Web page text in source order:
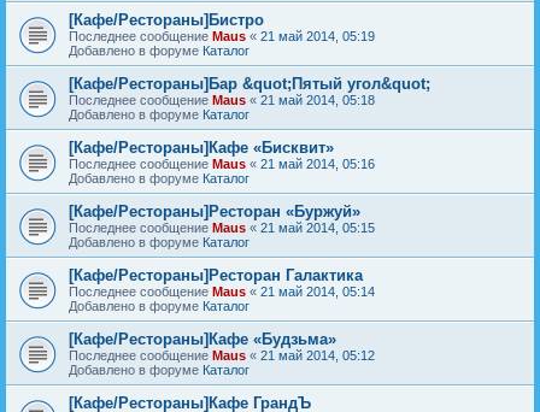
[Кафе/Рестораны]Бистро
Последнее сообщение Maus « 21 май 2014, 05:19
Добавлено в форуме Каталог
[Кафе/Рестораны]Бар &quot;Пятый угол&quot;
Последнее сообщение Maus « 21 май 2014, 05:18
Добавлено в форуме Каталог
[Кафе/Рестораны]Кафе «Бисквит»
Последнее сообщение Maus « 21 май 2014, 05:16
Добавлено в форуме Каталог
[Кафе/Рестораны]Ресторан «Буржуй»
Последнее сообщение Maus « 21 май 2014, 05:15
Добавлено в форуме Каталог
[Кафе/Рестораны]Ресторан Галактика
Последнее сообщение Maus « 21 май 2014, 05:14
Добавлено в форуме Каталог
[Кафе/Рестораны]Кафе «Будзьма»
Последнее сообщение Maus « 21 май 2014, 05:12
Добавлено в форуме Каталог
[Кафе/Рестораны]Кафе ГрандЪ